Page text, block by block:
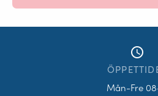
access_time
Mån-Fre